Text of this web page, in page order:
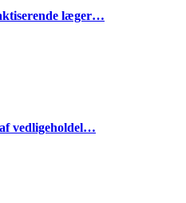
læger…
vedligeholdel…